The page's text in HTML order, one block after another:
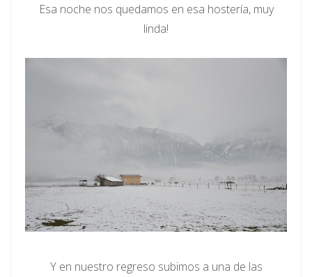
Esa noche nos quedamos en esa hostería, muy
linda!
Y en nuestro regreso subimos a una de las